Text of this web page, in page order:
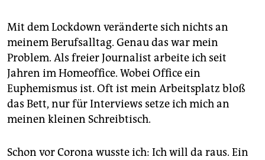
Mit dem Lockdown veränderte sich nichts an
meinem Berufsalltag. Genau das war mein
Problem. Als freier Journalist arbeite ich seit
Jahren im Homeoffice. Wobei Office ein
Euphemismus ist. Oft ist mein Arbeitsplatz bloß
das Bett, nur für Interviews setze ich mich an
meinen kleinen Schreibtisch.
Schon vor Corona wusste ich: Ich will da raus. Ein